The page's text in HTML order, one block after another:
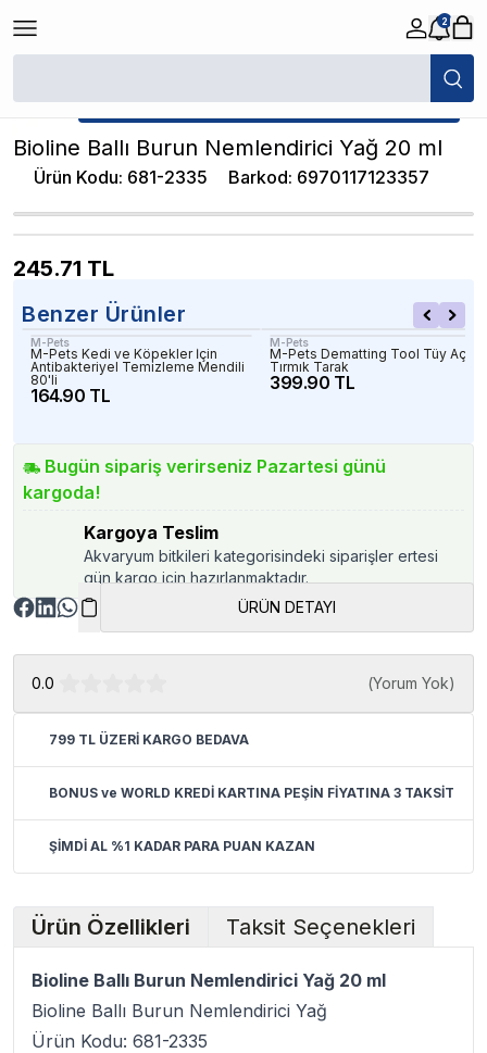
2
/ Bioline Ballı Burun Nemlendirici Yağ 20 ml
★ Atakan Petshop, Bioline yetkili satıcısıdır.
Bioline Ballı Burun Nemlendirici Yağ 20 ml
Ürün Kodu: 681-2335 Barkod: 6970117123357
245.71 TL
Benzer Ürünler
M-Pets
M-Pets Kedi ve Köpekler İçin
Antibakteriyel Temizleme Mendili
80'li
164.90 TL
M-Pets
M-Pets Dematting Tool Tüy Açıcı
Tırmık Tarak
399.90 TL
Bugün sipariş verirseniz Pazartesi günü
kargoda!
Kargoya Teslim
Akvaryum bitkileri kategorisindeki siparişler ertesi
gün kargo için hazırlanmaktadır.
ÜRÜN DETAYI
0.0 (Yorum Yok)
799 TL ÜZERİ KARGO BEDAVA
BONUS ve WORLD KREDİ KARTINA PEŞİN FİYATINA 3 TAKSİT
ŞİMDİ AL %1 KADAR PARA PUAN KAZAN
Ürün Özellikleri Taksit Seçenekleri
Bioline Ballı Burun Nemlendirici Yağ 20 ml
Bioline Ballı Burun Nemlendirici Yağ
Ürün Kodu: 681-2335